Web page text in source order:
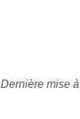
Dernière mise